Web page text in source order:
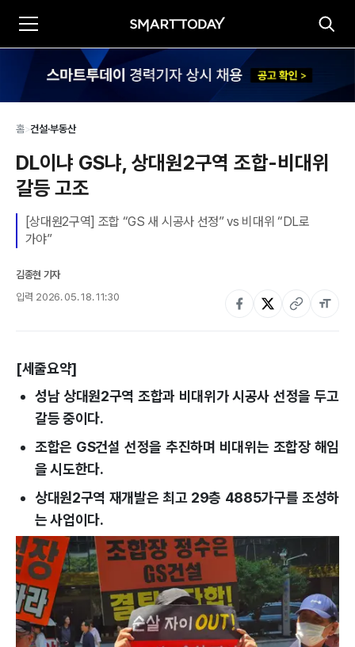
홈>건설·부동산
DL이냐 GS냐, 상대원2구역 조합-비대위
갈등 고조
[상대원2구역] 조합 “GS 새 시공사 선정” vs 비대위 “DL로
가야”
김종현 기자
입력 2026. 05. 18. 11:30
[세줄요약]
성남 상대원2구역 조합과 비대위가 시공사 선정을 두고
갈등 중이다.
조합은 GS건설 선정을 추진하며 비대위는 조합장 해임
을 시도한다.
상대원2구역 재개발은 최고 29층 4885가구를 조성하
는 사업이다.